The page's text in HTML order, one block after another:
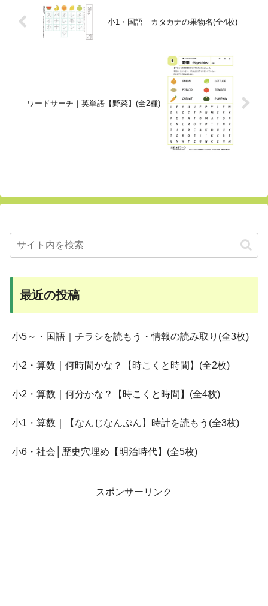
小1・国語｜カタカナの果物名(全4枚)
ワードサーチ｜英単語【野菜】(全2種)
最近の投稿
小5～・国語｜チラシを読もう・情報の読み取り(全3枚)
小2・算数｜何時間かな？【時こくと時間】(全2枚)
小2・算数｜何分かな？【時こくと時間】(全4枚)
小1・算数｜【なんじなんぷん】時計を読もう(全3枚)
小6・社会│歴史穴埋め【明治時代】(全5枚)
スポンサーリンク